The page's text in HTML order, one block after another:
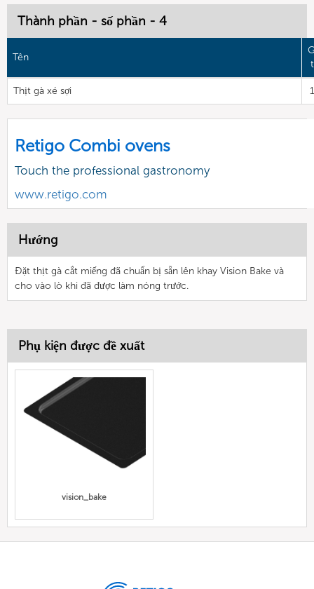
Thành phần - số phần - 4
Tên
Thịt gà xé sợi
Retigo Combi ovens
Touch the professional gastronomy
www.retigo.com
Hướng
Đặt thịt gà cắt miếng đã chuẩn bị sẵn lên khay Vision Bake và
cho vào lò khi đã được làm nóng trước.
Phụ kiện được đề xuất
vision_bake